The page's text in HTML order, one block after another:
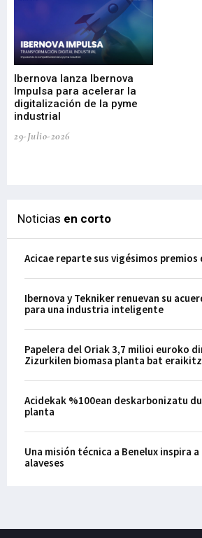
Ibernova lanza Ibernova
Impulsa para acelerar la
digitalización de la pyme
industrial
29-Julio-2026
Noticias en corto
Acicae reparte sus vigésimos
Ibernova y Tekniker renuevan su
para una industria inteligente
Papelera del Oriak 3,7 milioi euroko
Zizurkilen biomasa planta bat
Acidekak %100ean deskarbonizatu
planta
Una misión técnica a Benelux inspira
alaveses